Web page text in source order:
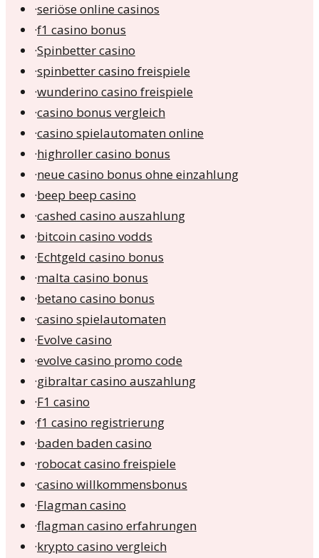
·seriöse online casinos
·f1 casino bonus
·Spinbetter casino
·spinbetter casino freispiele
·wunderino casino freispiele
·casino bonus vergleich
·casino spielautomaten online
·highroller casino bonus
·neue casino bonus ohne einzahlung
·beep beep casino
·cashed casino auszahlung
·bitcoin casino vodds
·Echtgeld casino bonus
·malta casino bonus
·betano casino bonus
·casino spielautomaten
·Evolve casino
·evolve casino promo code
·gibraltar casino auszahlung
·F1 casino
·f1 casino registrierung
·baden baden casino
·robocat casino freispiele
·casino willkommensbonus
·Flagman casino
·flagman casino erfahrungen
·krypto casino vergleich